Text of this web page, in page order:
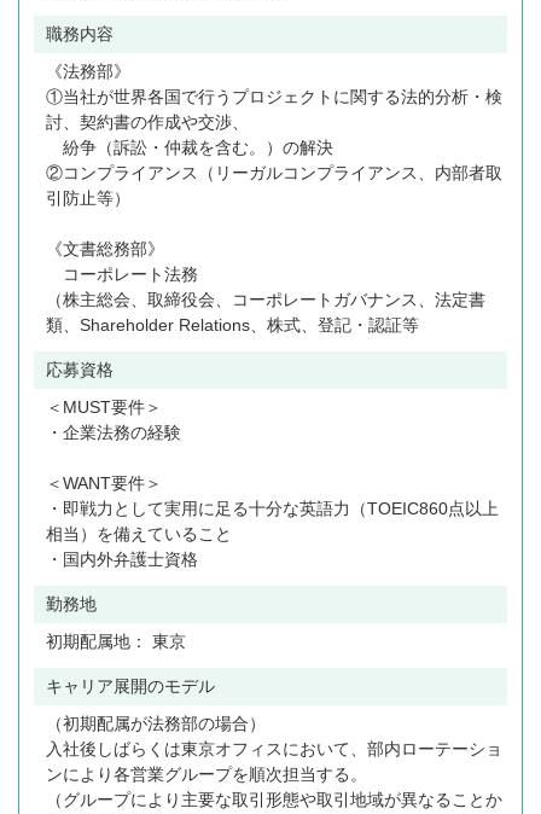
職務内容
《法務部》
①当社が世界各国で行うプロジェクトに関する法的分析・検
討、契約書の作成や交渉、
紛争（訴訟・仲裁を含む。）の解決
②コンプライアンス（リーガルコンプライアンス、内部者取
引防止等）
《文書総務部》
コーポレート法務
（株主総会、取締役会、コーポレートガバナンス、法定書
類、Shareholder Relations、株式、登記・認証等
応募資格
＜MUST要件＞
・企業法務の経験
＜WANT要件＞
・即戦力として実用に足る十分な英語力（TOEIC860点以上
相当）を備えていること
・国内外弁護士資格
勤務地
初期配属地： 東京
キャリア展開のモデル
（初期配属が法務部の場合）
入社後しばらくは東京オフィスにおいて、部内ローテーショ
ンにより各営業グループを順次担当する。
（グループにより主要な取引形態や取引地域が異なることか